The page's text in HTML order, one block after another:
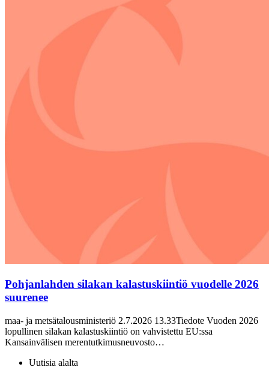
Pohjanlahden silakan kalastuskiintiö vuodelle 2026
suurenee
maa- ja metsätalousministeriö 2.7.2026 13.33Tiedote Vuoden 2026
lopullinen silakan kalastuskiintiö on vahvistettu EU:ssa
Kansainvälisen merentutkimusneuvosto…
Uutisia alalta